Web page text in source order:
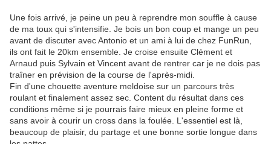
Une fois arrivé, je peine un peu à reprendre mon souffle à cause
de ma toux qui s'intensifie. Je bois un bon coup et mange un peu
avant de discuter avec Antonio et un ami à lui de chez FunRun,
ils ont fait le 20km ensemble. Je croise ensuite Clément et
Arnaud puis Sylvain et Vincent avant de rentrer car je ne dois pas
traîner en prévision de la course de l'après-midi.
Fin d'une chouette aventure meldoise sur un parcours très
roulant et finalement assez sec. Content du résultat dans ces
conditions même si je pourrais faire mieux en pleine forme et
sans avoir à courir un cross dans la foulée. L'essentiel est là,
beaucoup de plaisir, du partage et une bonne sortie longue dans